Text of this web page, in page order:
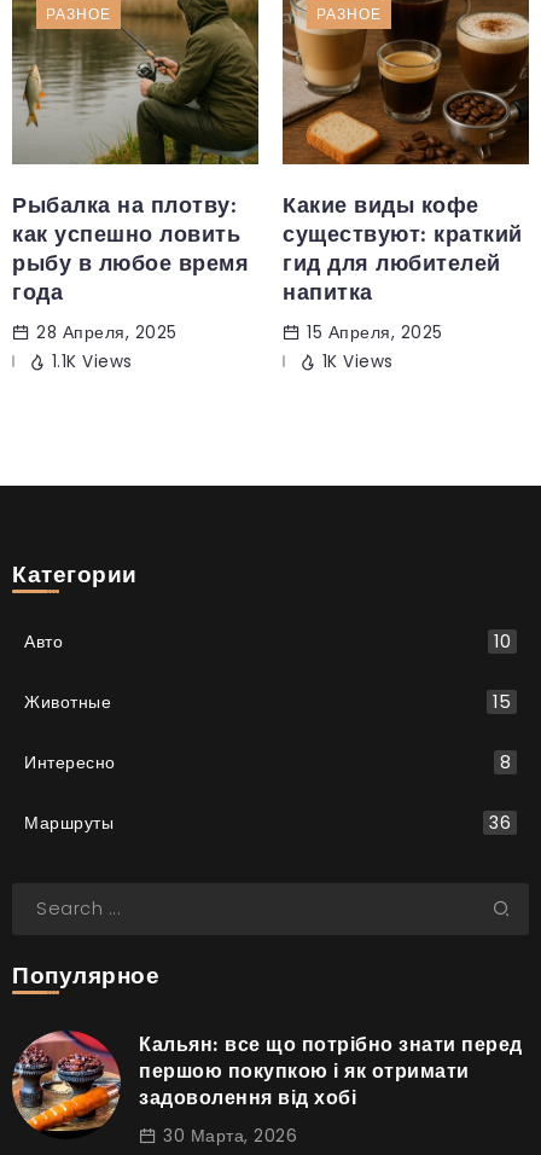
РАЗНОЕ
Рыбалка на плотву:
как успешно ловить
рыбу в любое время
года
28 Апреля, 2025
1.1K Views
РАЗНОЕ
Какие виды кофе
существуют: краткий
гид для любителей
напитка
15 Апреля, 2025
1K Views
Категории
Авто 10
Животные 15
Интересно 8
Маршруты 36
Популярное
Кальян: все що потрібно знати перед
першою покупкою і як отримати
задоволення від хобі
30 Марта, 2026